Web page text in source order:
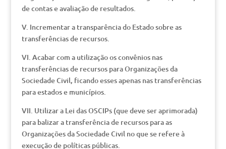
de contas e avaliação de resultados.
V. Incrementar a transparência do Estado sobre as
transferências de recursos.
VI. Acabar com a utilização os convênios nas
transferências de recursos para Organizações da
Sociedade Civil, ficando esses apenas nas transferências
para estados e municípios.
VII. Utilizar a Lei das OSCIPs (que deve ser aprimorada)
para balizar a transferência de recursos para as
Organizações da Sociedade Civil no que se refere à
execução de políticas públicas.